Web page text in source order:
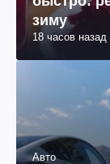
зиму
18 часов назад
Авто